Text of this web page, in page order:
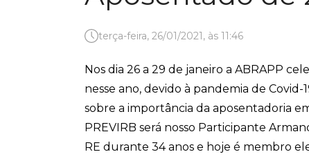
terça-feira, 26/01/2021, às 11:46
Nos dia 26 a 29 de janeiro a ABRAPP
nesse ano, devido à pandemia de
sobre a importância da aposentadoria
PREVIRB será nosso Participante
RE durante 34 anos e hoje é membro